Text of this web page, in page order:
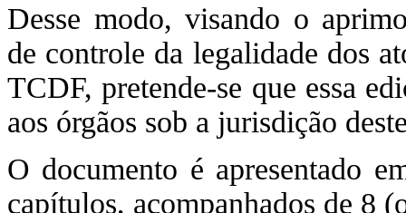
Desse modo, visando o
de controle da legalidade dos
TCDF, pretende-se que essa
aos órgãos sob a jurisdição
O documento é apresentado
capítulos, acompanhados de 8